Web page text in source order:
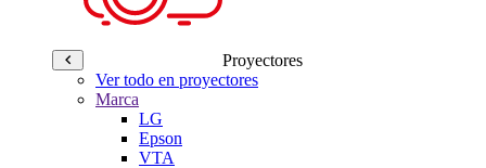
Proyectores
Ver todo en proyectores
Marca
LG
Epson
VTA